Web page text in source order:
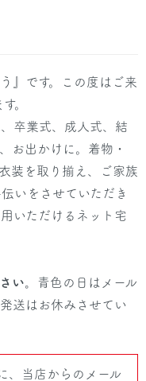
』です。この度はご来
。
卒業式、成人式、結
お出かけに。着物・
装を取り揃え、ご家族
いをさせていただき
いただけるネット宅
い。 青色の日はメール
送はお休みさせてい
、当店からのメール